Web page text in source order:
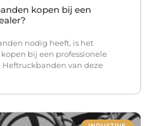
kopen bij een
nodig heeft, is het
bij een professionele
Heftruckbanden van deze